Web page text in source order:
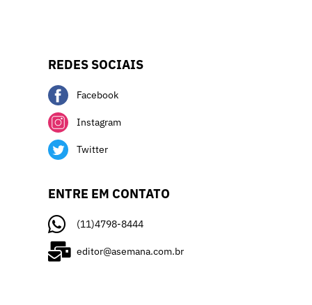
REDES SOCIAIS
Facebook
Instagram
Twitter
ENTRE EM CONTATO
(11)4798-8444
editor@asemana.com.br